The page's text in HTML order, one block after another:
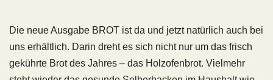
Die neue Ausgabe BROT ist da und jetzt natürlich auch bei
uns erhältlich. Darin dreht es sich nicht nur um das frisch
gekührte Brot des Jahres – das Holzofenbrot. Vielmehr